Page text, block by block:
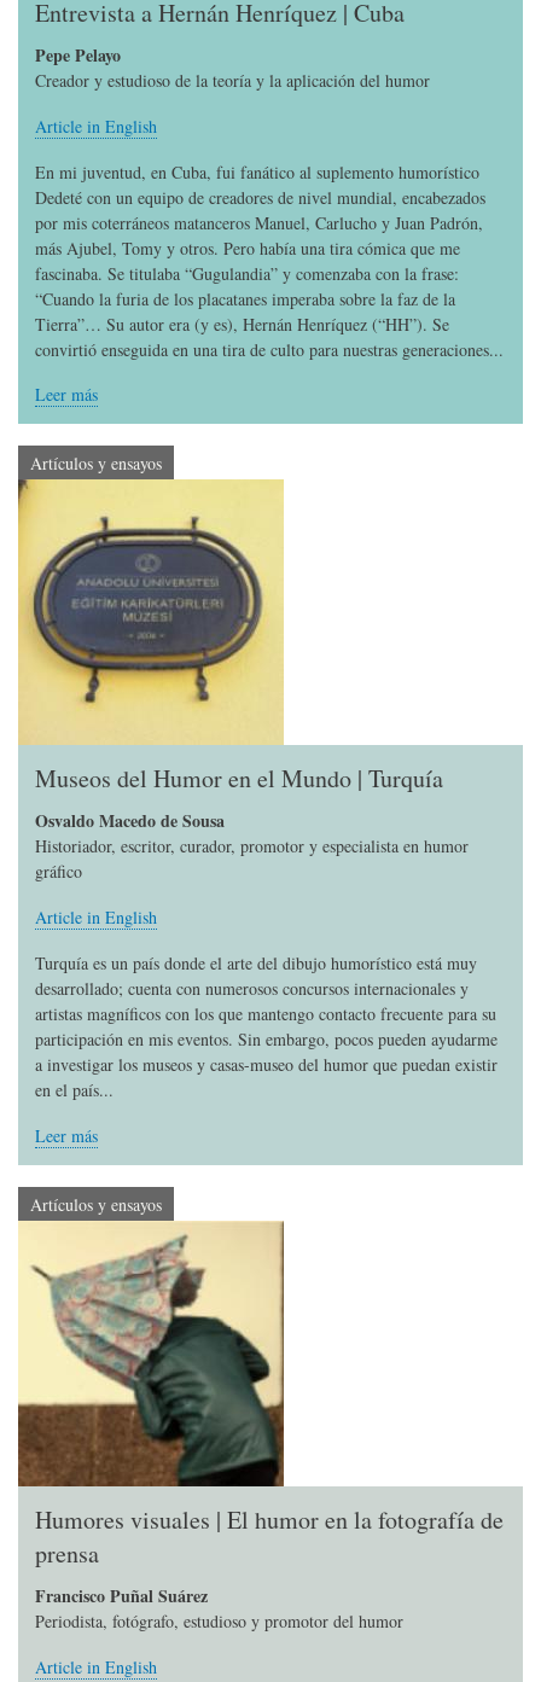
Entrevista a Hernán Henríquez | Cuba
Pepe Pelayo
Creador y estudioso de la teoría y la aplicación del humor
Article in English
En mi juventud, en Cuba, fui fanático al suplemento humorístico
Dedeté con un equipo de creadores de nivel mundial, encabezados
por mis coterráneos matanceros Manuel, Carlucho y Juan Padrón,
más Ajubel, Tomy y otros. Pero había una tira cómica que me
fascinaba. Se titulaba “Gugulandia” y comenzaba con la frase:
“Cuando la furia de los placatanes imperaba sobre la faz de la
Tierra”… Su autor era (y es), Hernán Henríquez (“HH”). Se
convirtió enseguida en una tira de culto para nuestras generaciones...
Leer más
Artículos y ensayos
Museos del Humor en el Mundo | Turquía
Osvaldo Macedo de Sousa
Historiador, escritor, curador, promotor y especialista en humor
gráfico
Article in English
Turquía es un país donde el arte del dibujo humorístico está muy
desarrollado; cuenta con numerosos concursos internacionales y
artistas magníficos con los que mantengo contacto frecuente para su
participación en mis eventos. Sin embargo, pocos pueden ayudarme
a investigar los museos y casas-museo del humor que puedan existir
en el país...
Leer más
Artículos y ensayos
Humores visuales | El humor en la fotografía de
prensa
Francisco Puñal Suárez
Periodista, fotógrafo, estudioso y promotor del humor
Article in English